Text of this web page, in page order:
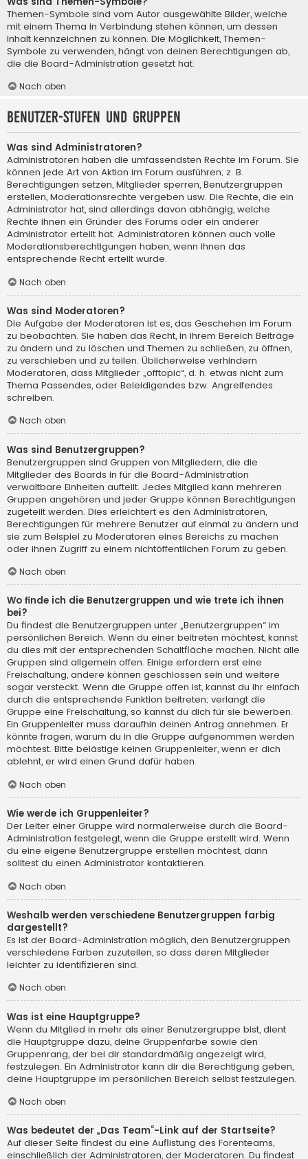
Themen-Symbole sind vom Autor ausgewählte Bilder, welche
mit einem Thema in Verbindung stehen können, um dessen
Inhalt kennzeichnen zu können. Die Möglichkeit, Themen-
Symbole zu verwenden, hängt von deinen Berechtigungen ab,
die die Board-Administration gesetzt hat.
Nach oben
Benutzer-Stufen und Gruppen
Was sind Administratoren?
Administratoren haben die umfassendsten Rechte im Forum. Sie
können jede Art von Aktion im Forum ausführen; z. B.
Berechtigungen setzen, Mitglieder sperren, Benutzergruppen
erstellen, Moderationsrechte vergeben usw. Die Rechte, die ein
Administrator hat, sind allerdings davon abhängig, welche
Rechte ihnen ein Gründer des Forums oder ein anderer
Administrator erteilt hat. Administratoren können auch volle
Moderationsberechtigungen haben, wenn ihnen das
entsprechende Recht erteilt wurde.
Nach oben
Was sind Moderatoren?
Die Aufgabe der Moderatoren ist es, das Geschehen im Forum
zu beobachten. Sie haben das Recht, in ihrem Bereich Beiträge
zu ändern und zu löschen und Themen zu schließen, zu öffnen,
zu verschieben und zu teilen. Üblicherweise verhindern
Moderatoren, dass Mitglieder „offtopic“, d. h. etwas nicht zum
Thema Passendes, oder Beleidigendes bzw. Angreifendes
schreiben.
Nach oben
Was sind Benutzergruppen?
Benutzergruppen sind Gruppen von Mitgliedern, die die
Mitglieder des Boards in für die Board-Administration
verwaltbare Einheiten aufteilt. Jedes Mitglied kann mehreren
Gruppen angehören und jeder Gruppe können Berechtigungen
zugeteilt werden. Dies erleichtert es den Administratoren,
Berechtigungen für mehrere Benutzer auf einmal zu ändern und
sie zum Beispiel zu Moderatoren eines Bereichs zu machen
oder ihnen Zugriff zu einem nichtöffentlichen Forum zu geben.
Nach oben
Wo finde ich die Benutzergruppen und wie trete ich ihnen
bei?
Du findest die Benutzergruppen unter „Benutzergruppen“ im
persönlichen Bereich. Wenn du einer beitreten möchtest, kannst
du dies mit der entsprechenden Schaltfläche machen. Nicht alle
Gruppen sind allgemein offen. Einige erfordern erst eine
Freischaltung, andere können geschlossen sein und weitere
sogar versteckt. Wenn die Gruppe offen ist, kannst du ihr einfach
durch die entsprechende Funktion beitreten; verlangt die
Gruppe eine Freischaltung, so kannst du dich für sie bewerben.
Ein Gruppenleiter muss daraufhin deinen Antrag annehmen. Er
könnte fragen, warum du in die Gruppe aufgenommen werden
möchtest. Bitte belästige keinen Gruppenleiter, wenn er dich
ablehnt, er wird einen Grund dafür haben.
Nach oben
Wie werde ich Gruppenleiter?
Der Leiter einer Gruppe wird normalerweise durch die Board-
Administration festgelegt, wenn die Gruppe erstellt wird. Wenn
du eine eigene Benutzergruppe erstellen möchtest, dann
solltest du einen Administrator kontaktieren.
Nach oben
Weshalb werden verschiedene Benutzergruppen farbig
dargestellt?
Es ist der Board-Administration möglich, den Benutzergruppen
verschiedene Farben zuzuteilen, so dass deren Mitglieder
leichter zu identifizieren sind.
Nach oben
Was ist eine Hauptgruppe?
Wenn du Mitglied in mehr als einer Benutzergruppe bist, dient
die Hauptgruppe dazu, deine Gruppenfarbe sowie den
Gruppenrang, der bei dir standardmäßig angezeigt wird,
festzulegen. Ein Administrator kann dir die Berechtigung geben,
deine Hauptgruppe im persönlichen Bereich selbst festzulegen.
Nach oben
Was bedeutet der „Das Team“-Link auf der Startseite?
Auf dieser Seite findest du eine Auflistung des Forenteams,
einschließlich der Administratoren, der Moderatoren. Du findest